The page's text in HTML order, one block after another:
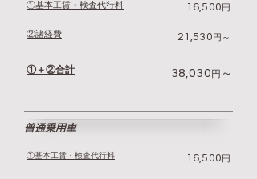
16,500 円
①​基本工賃・検査代行料
21,530 円～
②諸経費
①＋②合計 38,030 円 ～
普通乗用車
16,500 円
①​基本工賃・検査代行料